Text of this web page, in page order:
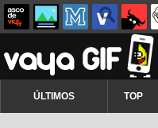
ÚLTIMOS TOP